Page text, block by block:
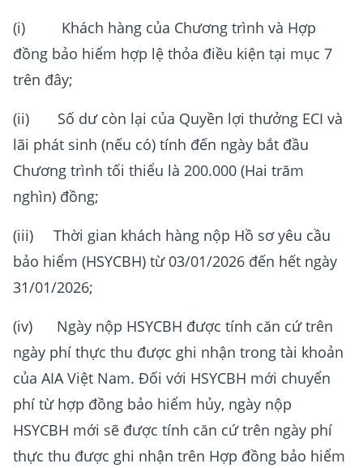
(i) Khách hàng của Chương trình và Hợp
đồng bảo hiểm hợp lệ thỏa điều kiện tại mục 7
trên đây;
(ii) Số dư còn lại của Quyền lợi thưởng ECI và
lãi phát sinh (nếu có) tính đến ngày bắt đầu
Chương trình tối thiểu là 200.000 (Hai trăm
nghìn) đồng;
(iii) Thời gian khách hàng nộp Hồ sơ yêu cầu
bảo hiểm (HSYCBH) từ 03/01/2026 đến hết ngày
31/01/2026;
(iv) Ngày nộp HSYCBH được tính căn cứ trên
ngày phí thực thu được ghi nhận trong tài khoản
của AIA Việt Nam. Đối với HSYCBH mới chuyển
phí từ hợp đồng bảo hiểm hủy, ngày nộp
HSYCBH mới sẽ được tính căn cứ trên ngày phí
thực thu được ghi nhận trên Hợp đồng bảo hiểm